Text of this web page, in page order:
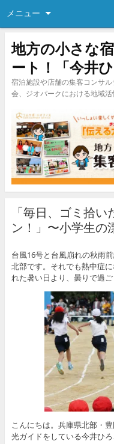
メニュー
地方の小さな
ート！「今井
宿泊施設や店舗の集客コンサ
会、ジオパークにおける地域
「毎日、ゴミ拾
ン！」〜小学生の
台風16号と台風崩れの秋雨
北部です。それでも熱中症
れた暑い日より、曇りで過
こんにちは。兵庫県北部・
光ガイドをしている今井ひ